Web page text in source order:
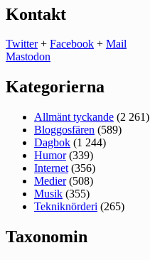
Kontakt
Twitter+ Facebook + Mail
Mastodon
Kategorierna
Allmänt tyckande (2 261)
Bloggosfären (589)
Dagbok (1 244)
Humor(339)
Internet (356)
Medier(508)
Musik (355)
Tekniknörderi (265)
Taxonomin